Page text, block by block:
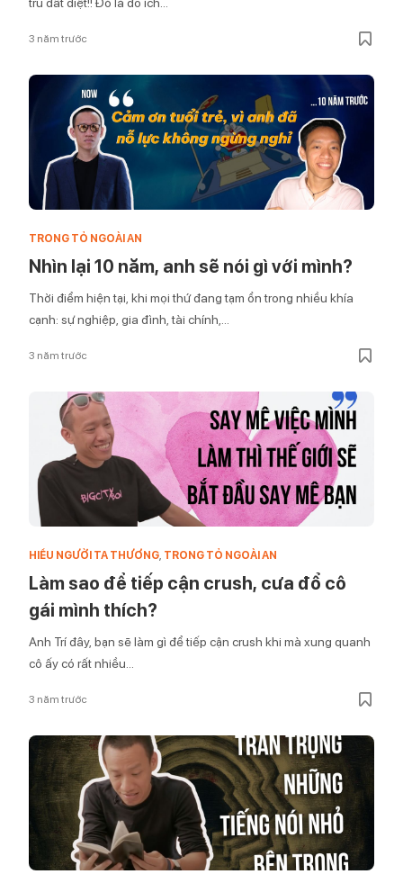
3 năm trước
TRONG TỎ NGOÀI AN
Nhìn lại 10 năm, anh sẽ nói gì với mình?
Thời điểm hiện tại, khi mọi thứ đang tạm ổn trong nhiều khía
cạnh: sự nghiệp, gia đình, tài chính,...
3 năm trước
HIỂU NGƯỜI TA THƯƠNG, TRONG TỎ NGOÀI AN
Làm sao để tiếp cận crush, cưa đổ cô
gái mình thích?
Anh Trí đây, bạn sẽ làm gì để tiếp cận crush khi mà xung quanh
cô ấy có rất nhiều...
3 năm trước